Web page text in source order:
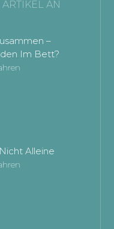
AN
–
Im Bett?
Alleine